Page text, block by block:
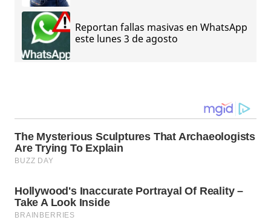
Reportan fallas masivas en WhatsApp
este lunes 3 de agosto